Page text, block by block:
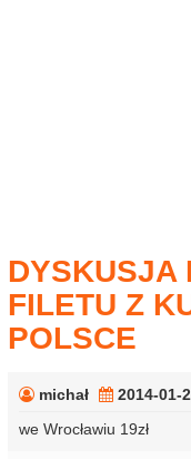
DYSKUSJA
FILETU Z
POLSCE
michał
2014-01-
we Wrocławiu 19zł